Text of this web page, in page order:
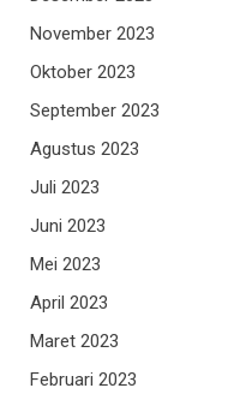
November 2023
Oktober 2023
September 2023
Agustus 2023
Juli 2023
Juni 2023
Mei 2023
April 2023
Maret 2023
Februari 2023